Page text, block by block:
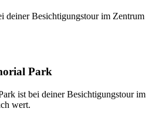
deiner Besichtigungstour im Zentrum
Park
ist bei deiner Besichtigungstour im
wert.